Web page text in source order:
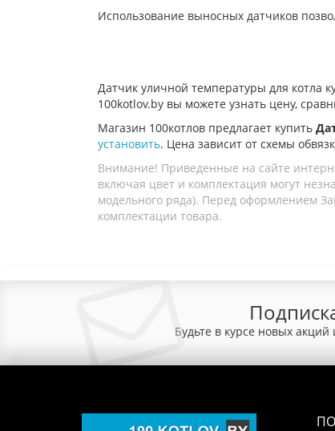
Использование выносных датчиков
Датчик уличной температуры для котла
100kotlov.by вы можете узнать цену,
Магазин 100котлов предлагает купить
установить. Цена зависит от схемы
Внимание! Приведенные на сайте
включая цвет и комплектация могут
модельного ряда). Перед оформлением
комплектации товара.
Будьте в курсе новых